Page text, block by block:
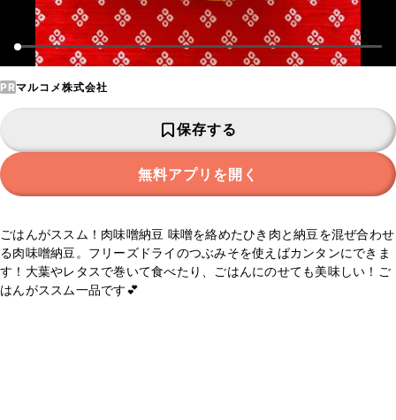
PR マルコメ株式会社
保存する
無料アプリを開く
ごはんがススム！肉味噌納豆 味噌を絡めたひき肉と納豆を混ぜ合わせ
る肉味噌納豆。フリーズドライのつぶみそを使えばカンタンにできま
す！大葉やレタスで巻いて食べたり、ごはんにのせても美味しい！ご
はんがススム一品です💕